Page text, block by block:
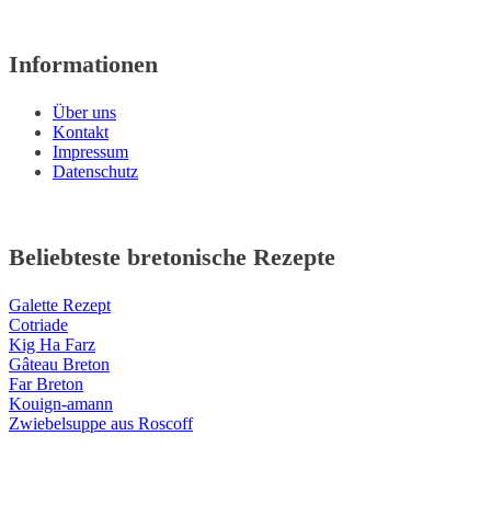
Informationen
Über uns
Kontakt
Impressum
Datenschutz
Beliebteste bretonische Rezepte
Galette Rezept
Cotriade
Kig Ha Farz
Gâteau Breton
Far Breton
Kouign-amann
Zwiebelsuppe aus Roscoff